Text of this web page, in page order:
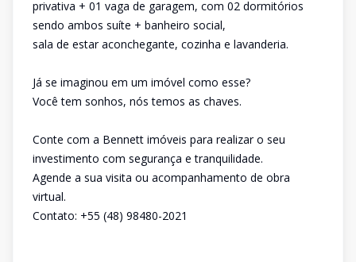
privativa + 01 vaga de garagem, com 02 dormitórios
sendo ambos suíte + banheiro social,
sala de estar aconchegante, cozinha e lavanderia.
Já se imaginou em um imóvel como esse?
Você tem sonhos, nós temos as chaves.
Conte com a Bennett imóveis para realizar o seu
investimento com segurança e tranquilidade.
Agende a sua visita ou acompanhamento de obra
virtual.
Contato: +55 (48) 98480-2021